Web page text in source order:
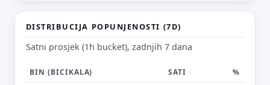
DISTRIBUCIJA POPUNJENOSTI (7D)
Satni prosjek (1h bucket), zadnjih 7 dana
BIN (BICIKALA) SATI %
Vrsta poruke
Povratna informacija
Prijava problema